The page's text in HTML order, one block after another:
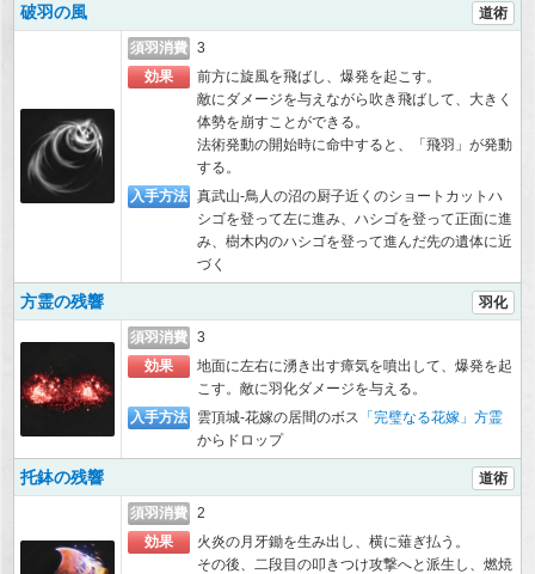
破羽の風 道術
須羽消費 3
効果
前方に旋風を飛ばし、爆発を起こす。
敵にダメージを与えながら吹き飛ばして、大きく
体勢を崩すことができる。
法術発動の開始時に命中すると、「飛羽」が発動
する。
入手方法 真武山-鳥人の沼の厨子近くのショートカットハ
シゴを登って左に進み、ハシゴを登って正面に進
み、樹木内のハシゴを登って進んだ先の遺体に近
づく
方霊の残響 羽化
須羽消費 3
効果
地面に左右に湧き出す瘴気を噴出して、爆発を起
こす。敵に羽化ダメージを与える。
入手方法
雲頂城-花嫁の居間のボス
「完璧なる花嫁」方霊
からドロップ
托鉢の残響 道術
須羽消費 2
効果
火炎の月牙鋤を生み出し、横に薙ぎ払う。
その後、二段目の叩きつけ攻撃へと派生し、燃焼